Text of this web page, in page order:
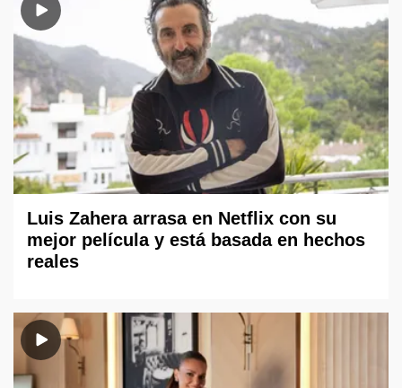
Luis Zahera arrasa en Netflix con su
mejor película y está basada en hechos
reales